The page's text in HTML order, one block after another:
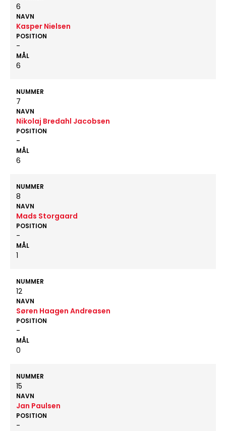
6
NAVN
Kasper Nielsen
POSITION
-
MÅL
6
NUMMER
7
NAVN
Nikolaj Bredahl Jacobsen
POSITION
-
MÅL
6
NUMMER
8
NAVN
Mads Storgaard
POSITION
-
MÅL
1
NUMMER
12
NAVN
Søren Haagen Andreasen
POSITION
-
MÅL
0
NUMMER
15
NAVN
Jan Paulsen
POSITION
-